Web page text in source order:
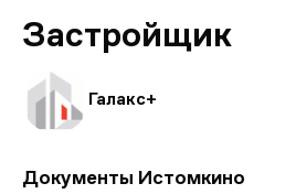
Застройщик
Галакс+
Документы Истомкино